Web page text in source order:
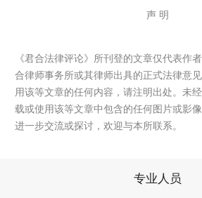
声 明
《君合法律评论》所刊登的文章仅代表作
合律师事务所或其律师出具的正式法律意
用该等文章的任何内容，请注明出处。未
载或使用该等文章中包含的任何图片或影
进一步交流或探讨，欢迎与本所联系。
专业人员